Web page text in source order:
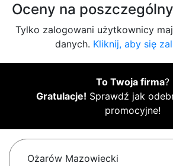
Oceny na
Tylko zalogowani użytkownicy
danych. Kliknij, aby się
To Twoja firma?
Gratulacje! Sprawdź jak
promocyjne!
Ożarów Mazowiecki